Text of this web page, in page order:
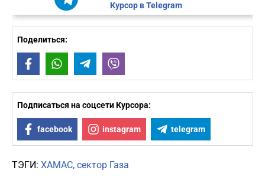
Курсор в Telegram
Поделиться:
FacebookWhatsAppTelegram
Подписаться на соцсети Курсора:
facebook instagram telegram
ТЭГИ: ХАМАС сектор Газа